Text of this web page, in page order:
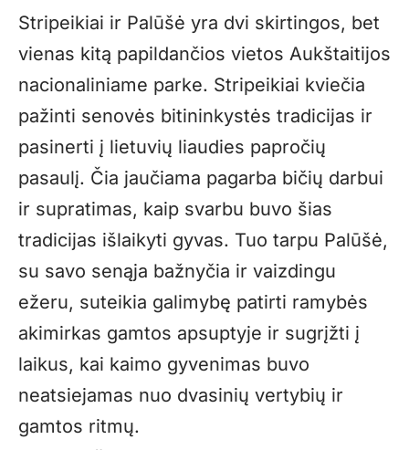
Stripeikiai ir Palūšė yra dvi skirtingos, bet
vienas kitą papildančios vietos Aukštaitijos
nacionaliniame parke. Stripeikiai kviečia
pažinti senovės bitininkystės tradicijas ir
pasinerti į lietuvių liaudies papročių
pasaulį. Čia jaučiama pagarba bičių darbui
ir supratimas, kaip svarbu buvo šias
tradicijas išlaikyti gyvas. Tuo tarpu Palūšė,
su savo senąja bažnyčia ir vaizdingu
ežeru, suteikia galimybę patirti ramybės
akimirkas gamtos apsuptyje ir sugrįžti į
laikus, kai kaimo gyvenimas buvo
neatsiejamas nuo dvasinių vertybių ir
gamtos ritmų.